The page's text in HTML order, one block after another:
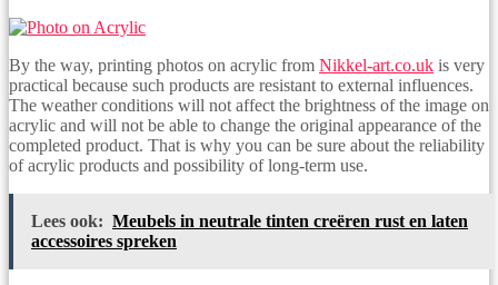
By the way, printing photos on acrylic from Nikkel-art.co.uk is very
practical because such products are resistant to external influences.
The weather conditions will not affect the brightness of the image on
acrylic and will not be able to change the original appearance of the
completed product. That is why you can be sure about the reliability
of acrylic products and possibility of long-term use.
Lees ook: Meubels in neutrale tinten creëren rust en laten
accessoires spreken